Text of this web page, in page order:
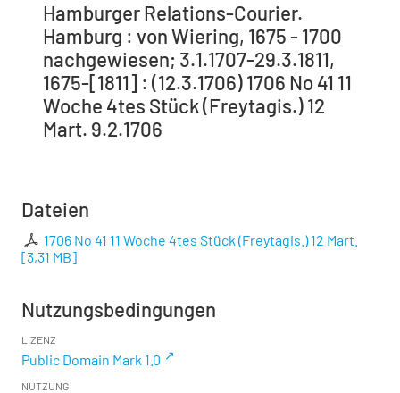
Hamburger Relations-Courier.
Hamburg : von Wiering, 1675 - 1700
nachgewiesen; 3.1.1707-29.3.1811,
1675-[1811] : (12.3.1706) 1706 No 41 11
Woche 4tes Stück (Freytagis.) 12
Mart. 9.2.1706
Dateien
1706 No 41 11 Woche 4tes Stück (Freytagis.) 12 Mart.
[3,31 MB]
Nutzungsbedingungen
LIZENZ
Public Domain Mark 1.0
NUTZUNG